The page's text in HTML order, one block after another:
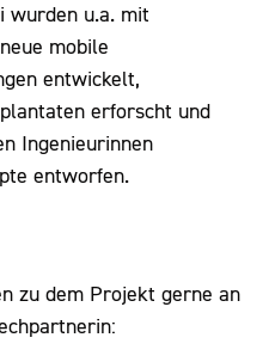
wurden u.a. mit
mobile
entwickelt,
erforscht und
Ingenieurinnen
entworfen.
zu dem Projekt gerne an